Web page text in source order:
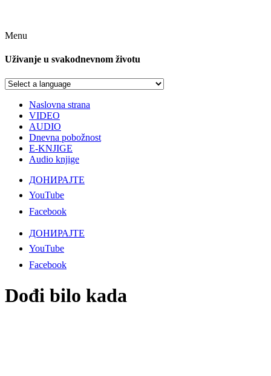
Menu
Uživanje u svakodnevnom životu
Naslovna strana
VIDEO
AUDIO
Dnevna pobožnost
E-KNJIGE
Audio knjige
ДОНИРАЈТЕ
YouTube
Facebook
ДОНИРАЈТЕ
YouTube
Facebook
Dođi bilo kada